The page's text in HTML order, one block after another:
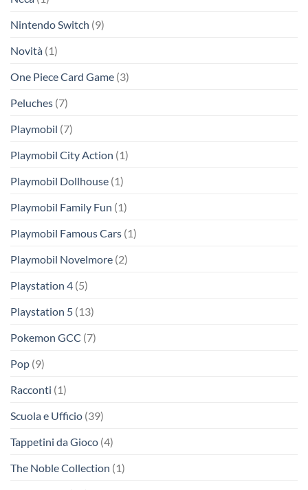
Nintendo Switch (9)
Novità (1)
One Piece Card Game (3)
Peluches (7)
Playmobil (7)
Playmobil City Action (1)
Playmobil Dollhouse (1)
Playmobil Family Fun (1)
Playmobil Famous Cars (1)
Playmobil Novelmore (2)
Playstation 4 (5)
Playstation 5 (13)
Pokemon GCC (7)
Pop (9)
Racconti (1)
Scuola e Ufficio (39)
Tappetini da Gioco (4)
The Noble Collection (1)